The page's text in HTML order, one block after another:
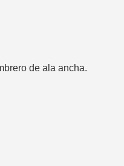
de ala ancha.